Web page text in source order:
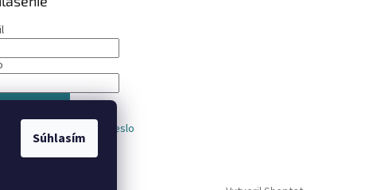
Súhlasím
registrácia Zabudnuté heslo